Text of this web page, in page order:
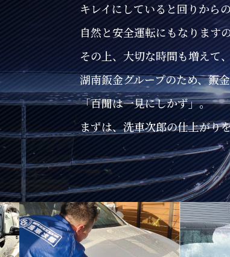
キレイにしていると回りから
自然と安全運転にもなります
その上、大切な時間も増えて
湖南鈑金グループのため、鈑
「百聞は一見にしかず」。
まずは、洗車次郎の仕上がり